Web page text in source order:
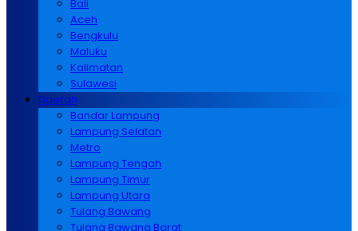
Bali
Aceh
Bengkulu
Maluku
Kalimatan
Sulawesi
Daerah
Bandar Lampung
Lampung Selatan
Metro
Lampung Tengah
Lampung Timur
Lampung Utara
Tulang Bawang
Tulang Bawang Barat